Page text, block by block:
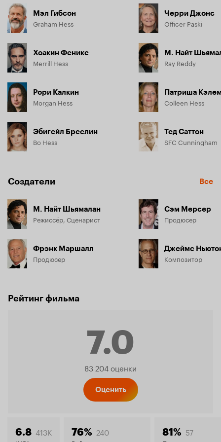
Мэл Гибсон
Graham Hess
Хоакин Феникс
Merrill Hess
Рори Калкин
Morgan Hess
Эбигейл Бреслин
Bo Hess
Черри Джонс
Officer Paski
М. Найт
Ray Reddy
Патриша
Colleen Hess
Тед Саттон
SFC Cunningham
Создатели Все
М. Найт Шьямалан
Режиссёр, Сценарист
Фрэнк Маршалл
Продюсер
Сэм Мерсер
Продюсер
Джеймс
Композитор
Рейтинг фильма
7.0
Рейтинг
83 204 оценки
Оценить
6.8 413K 76% 240 81% 57